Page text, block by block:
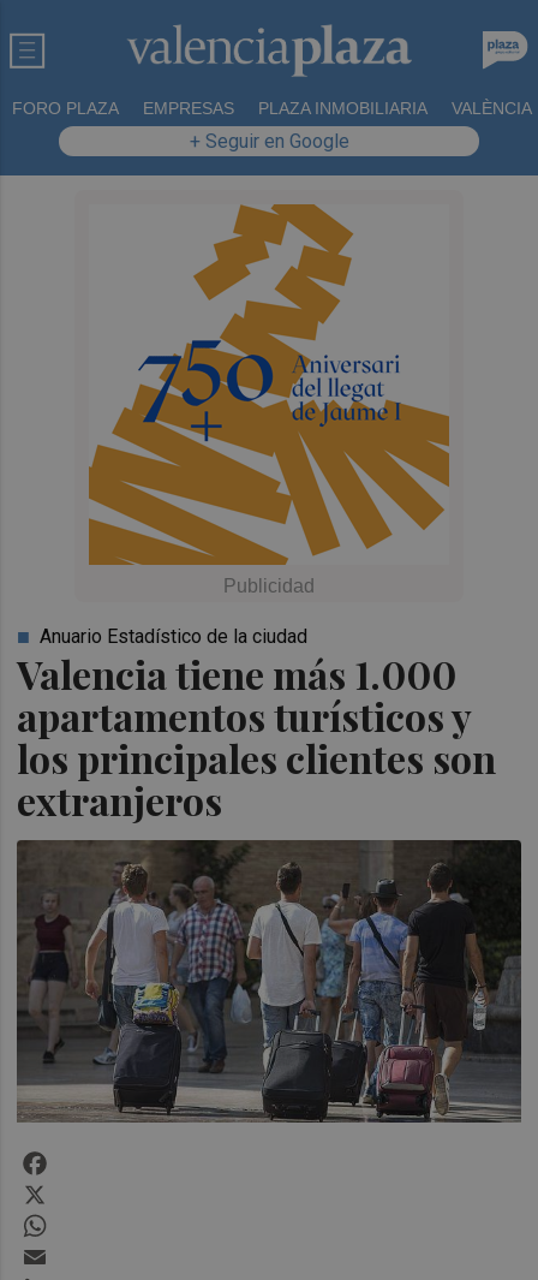
FORO PLAZA EMPRESAS PLAZA INMOBILIARIA VALÈNCIA
+ Seguir en Google
Valencia tiene más 1.000
apartamentos turísticos y
los principales clientes son
extranjeros
Anuario Estadístico de la ciudad